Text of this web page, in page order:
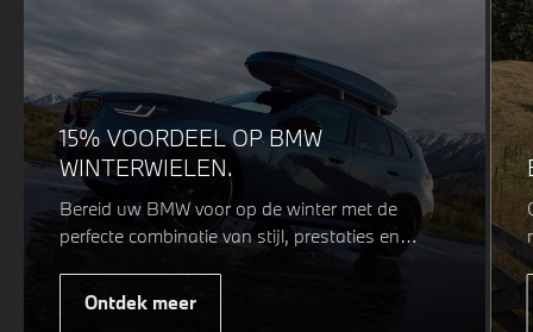
15% VOORDEEL OP BMW
WINTERWIELEN.
Bereid uw BMW voor op de winter met de
perfecte combinatie van stijl, prestaties en
veiligheid. Of u nu kiest voor een sportieve of
elegante look, onze winterwielen zijn
ontworpen om uw rijervaring te optimaliseren,
Ontdek meer